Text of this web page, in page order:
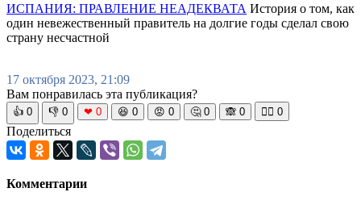
ИСПАНИЯ: ПРАВЛЕНИЕ НЕАДЕКВАТА История о том, как
один невежественный правитель на долгие годы сделал свою
страну несчастной
17 октября 2023, 21:09
Вам понравилась эта публикация?
👍 0 👎 0 ❤ 0 😆 0 😡 0 🤔 0 🙈 0 🧘‍♀️ 0
Поделиться
Комментарии